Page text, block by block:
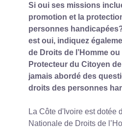
Si oui ses missions
promotion et la
personnes
est oui, indiquez
de Droits de l’Homme
Protecteur du Citoyen
jamais abordé des
droits des personnes
La Côte d'Ivoire est dotée
Nationale de Droits de